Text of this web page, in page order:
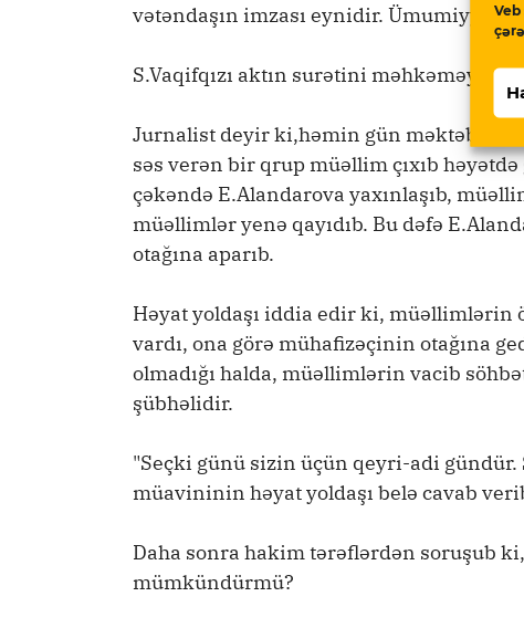
vətəndaşın imzası eynidir.
S.Vaqifqızı aktın surətini məhkəməyə
Jurnalist deyir ki,həmin gün məktəbdə
səs verən bir qrup müəllim çıxıb
çəkəndə E.Alandarova yaxınlaşıb,
müəllimlər yenə qayıdıb. Bu dəfə
otağına aparıb.
Həyat yoldaşı iddia edir ki, müəllimlərin
vardı, ona görə mühafizəçinin otağına
olmadığı halda, müəllimlərin vacib
şübhəlidir.
"Seçki günü sizin üçün qeyri-adi
müavininin həyat yoldaşı belə cavab
Daha sonra hakim tərəflərdən soruşub ki,
mümkündürmü?